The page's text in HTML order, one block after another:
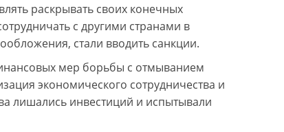
раскрывать своих конечных
с другими странами в
стали вводить санкции.
мер борьбы с отмыванием
экономического сотрудничества и
лишались инвестиций и испытывали